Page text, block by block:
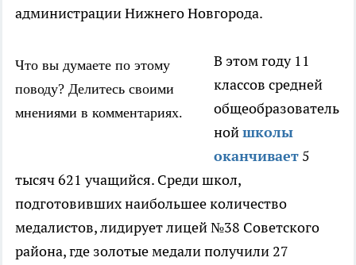
администрации Нижнего Новгорода.
Что вы думаете по этому
поводу? Делитесь своими
мнениями в комментариях.
В этом году 11
классов средней
общеобразователь
нойшколы
оканчивает 5
тысяч 621 учащийся. Среди школ,
подготовивших наибольшее количество
медалистов, лидирует лицей №38 Советского
района, где золотые медали получили 27